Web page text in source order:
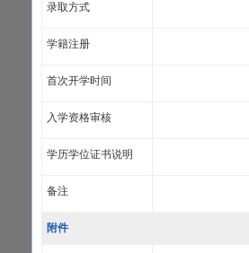
录取方式
学籍注册
首次开学时间
入学资格审核
学历学位证书说明
备注
附件